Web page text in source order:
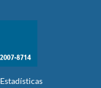
Estadísticas